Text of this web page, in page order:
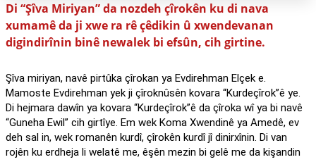
Di “Şîva Miriyan” da nozdeh çîrokên ku di nava
xumamê da ji xwe ra rê çêdikin û xwendevanan
digindirînin binê newalek bi efsûn, cih girtine.
Şîva miriyan, navê pirtûka çîrokan ya Evdirehman Elçek e.
Mamoste Evdirehman yek ji çîroknûsên kovara “Kurdeçîrok”ê ye.
Di hejmara dawîn ya kovara “Kurdeçîrok”ê da çîroka wî ya bi navê
“Guneha Ewil” cih girtîye. Em wek Koma Xwendinê ya Amedê, ev
deh sal in, wek romanên kurdî, çîrokên kurdî jî dinirxînin. Di van
rojên ku erdheja li welatê me, êşên mezin bi gelê me da kişandin